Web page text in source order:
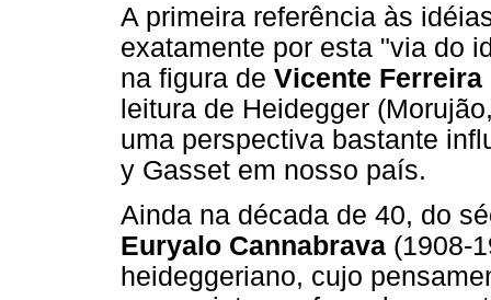
A primeira referência às
exatamente por esta "via do
na figura de Vicente
leitura de Heidegger
uma perspectiva bastante
y Gasset em nosso país.
Ainda na década de 40, do
Euryalo Cannabrava (1908-
heideggeriano, cujo